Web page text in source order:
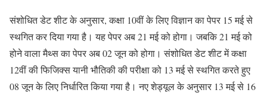
संशोधित डेट शीट के अनुसार, कक्षा 10वीं के लिए विज्ञान का पेपर 15 मई से
स्थगित कर दिया गया है। यह पेपर अब 21 मई को होगा। जबकि 21 मई को
होने वाला मैथ्स का पेपर अब 02 जून को होगा। संशोधित डेट शीट में कक्षा
12वीं की फिजिक्स यानी भौतिकी की परीक्षा को 13 मई से स्थगित करते हुए
08 जून के लिए निर्धारित किया गया है। नए शेड्यूल के अनुसार 13 मई से 16